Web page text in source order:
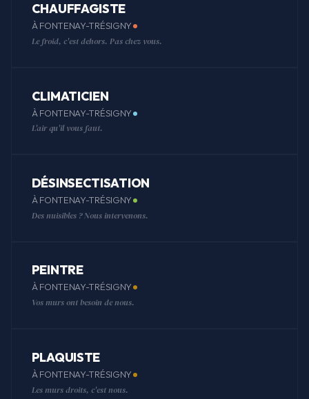
CHAUFFAGISTE
À FONTENAY-TRÉSIGNY
Le froid, c'est dehors. Pas chez vous.
CLIMATICIEN
À FONTENAY-TRÉSIGNY
L'air qu'il vous faut.
DÉSINSECTISATION
À FONTENAY-TRÉSIGNY
Des nuisibles ? Nous intervenons.
PEINTRE
À FONTENAY-TRÉSIGNY
Vos murs ont besoin de nous.
PLAQUISTE
À FONTENAY-TRÉSIGNY
Les murs droits, c'est nous.